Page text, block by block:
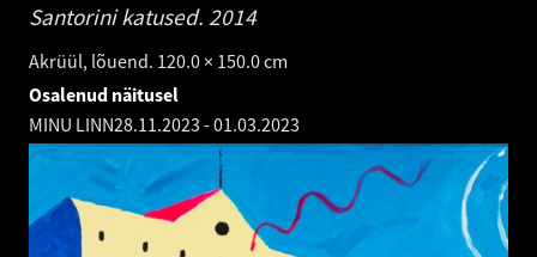
Santorini katused. 2014
Akrüül, lõuend. 120.0 × 150.0 cm
Osalenud näitusel
MINU LINN28.11.2023 -01.03.2023